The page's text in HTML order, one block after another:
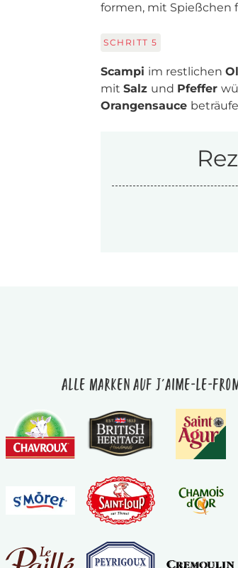
formen, mit Spießchen
SCHRITT 5
Scampi im restlichen
mit Salz und Pfeffer
Orangensauce
Alle Marken auf J'aime-le-